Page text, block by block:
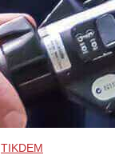
TIKDEM